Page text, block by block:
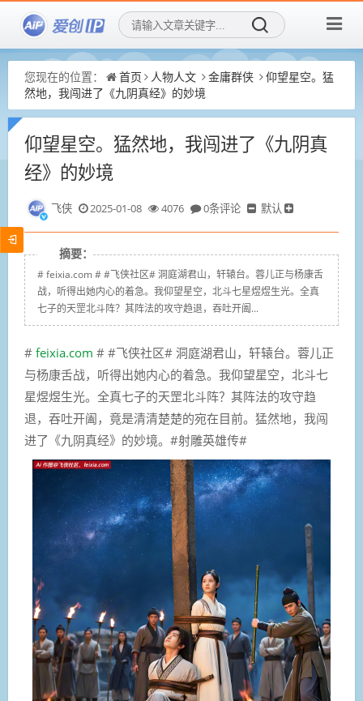
您现在的位置： 首页 人物人文 金庸群侠
仰望星空。猛
然地，我闯进了《九阴真经》的妙境
仰望星空。猛然地，我闯进了《九阴真
经》的妙境
飞侠 2025-01-08 4076 0条评论 默认
摘要：
# feixia.com # #飞侠社区# 洞庭湖君山，轩辕台。蓉儿正与杨康舌
战，听得出她内心的着急。我仰望星空，北斗七星煜煜生光。全真
七子的天罡北斗阵？其阵法的攻守趋退，吞吐开阖...
# feixia.com # #飞侠社区# 洞庭湖君山，轩辕台。蓉儿正
与杨康舌战，听得出她内心的着急。我仰望星空，北斗七
星煜煜生光。全真七子的天罡北斗阵？其阵法的攻守趋
退，吞吐开阖，竟是清清楚楚的宛在目前。猛然地，我闯
进了《九阴真经》的妙境。#射雕英雄传#